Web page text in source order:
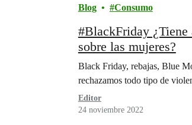
Blog Consumo
#BlackFriday
sobre las mujeres?
Black Friday, rebajas, Blue
rechazamos todo tipo de
Editor
24 noviembre 2022